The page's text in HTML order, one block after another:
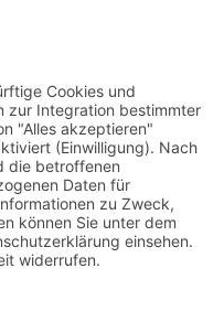
anders beschrieben
Zahlungsarten
Mein Konto
Datenschutz
Impressum
Widerrufsbelehrung